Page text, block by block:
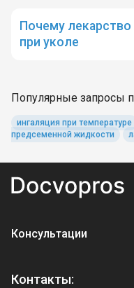
Почему
при уколе
Популярные запросы
ингаляция при температуре
предсеменной жидкости
Консультации
Контакты: